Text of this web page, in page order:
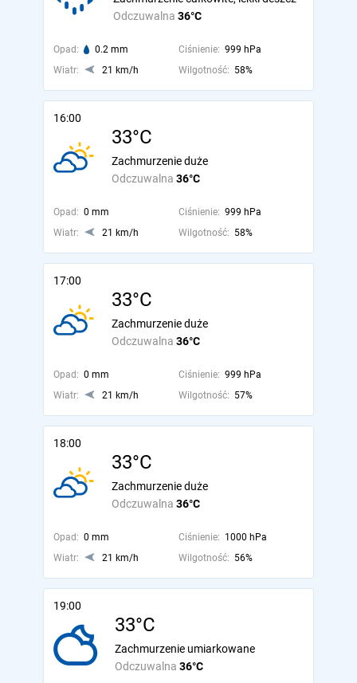
Odczuwalna 36°C
Opad: 0.2 mm Ciśnienie: 999 hPa
Wiatr:
21 km/h Wilgotność: 58%
16:00
33°C
Odczuwalna 36°C
Zachmurzenie duże
Opad: 0 mm Ciśnienie: 999 hPa
Wiatr:
21 km/h Wilgotność: 58%
17:00
33°C
Odczuwalna 36°C
Zachmurzenie duże
Opad: 0 mm Ciśnienie: 999 hPa
Wiatr:
21 km/h Wilgotność: 57%
18:00
33°C
Odczuwalna 36°C
Zachmurzenie duże
Opad: 0 mm Ciśnienie: 1000 hPa
Wiatr:
21 km/h Wilgotność: 56%
19:00
33°C
Odczuwalna 36°C
Zachmurzenie umiarkowane